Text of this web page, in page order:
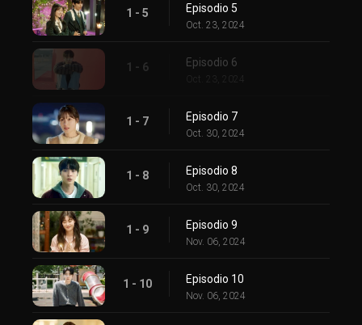
1 - 5 Episodio 5
Oct. 23, 2024
1 - 6 Episodio 6
Oct. 23, 2024
1 - 7 Episodio 7
Oct. 30, 2024
1 - 8 Episodio 8
Oct. 30, 2024
1 - 9 Episodio 9
Nov. 06, 2024
1 - 10 Episodio 10
Nov. 06, 2024